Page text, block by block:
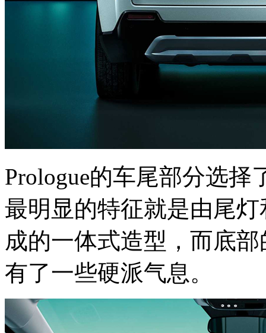
Prologue的车尾部分选
最明显的特征就是由尾
成的一体式造型，而底
有了一些硬派气息。